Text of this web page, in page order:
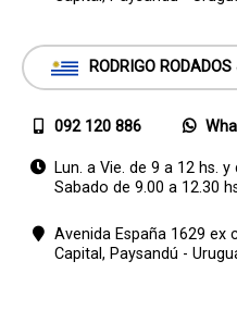
RODRIGO
092 120 886
Lun. a Vie. de 9 a 12 hs.
Sabado de 9.00 a 12.30
Avenida España 1629 ex
Capital, Paysandú -